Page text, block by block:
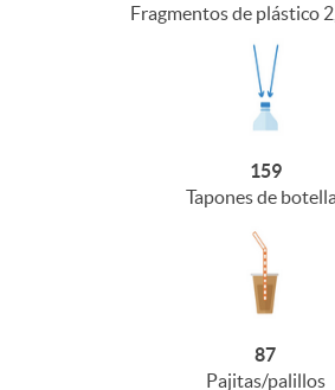
Fragmentos de plástico
159
Tapones de
87
Pajitas/palillos